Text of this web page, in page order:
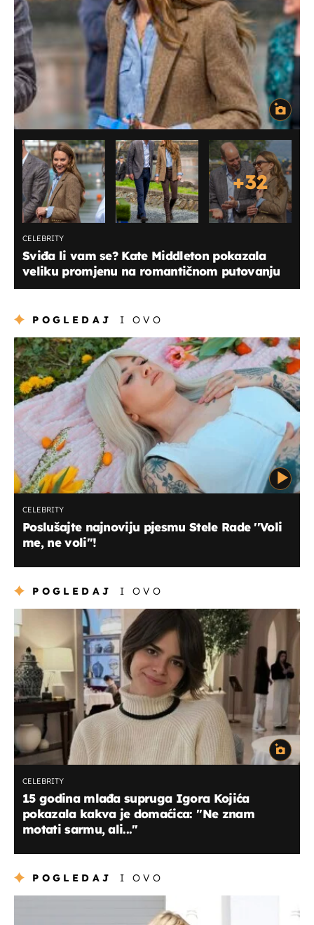
+32
CELEBRITY
Sviđa li vam se? Kate Middleton pokazala
veliku promjenu na romantičnom putovanju
POGLEDAJ I OVO
CELEBRITY
Poslušajte najnoviju pjesmu Stele Rade ''Voli
me, ne voli''!
POGLEDAJ I OVO
CELEBRITY
15 godina mlađa supruga Igora Kojića
pokazala kakva je domaćica: ''Ne znam
motati sarmu, ali..."
POGLEDAJ I OVO